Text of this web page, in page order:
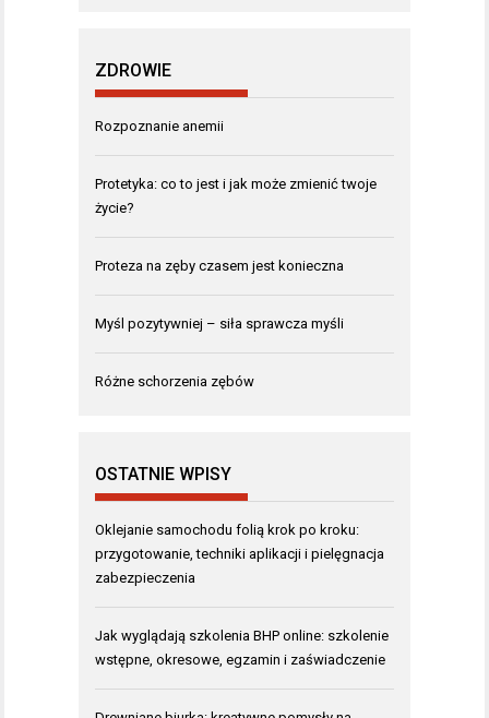
ZDROWIE
Rozpoznanie anemii
Protetyka: co to jest i jak może zmienić twoje
życie?
Proteza na zęby czasem jest konieczna
Myśl pozytywniej – siła sprawcza myśli
Różne schorzenia zębów
OSTATNIE WPISY
Oklejanie samochodu folią krok po kroku:
przygotowanie, techniki aplikacji i pielęgnacja
zabezpieczenia
Jak wyglądają szkolenia BHP online: szkolenie
wstępne, okresowe, egzamin i zaświadczenie